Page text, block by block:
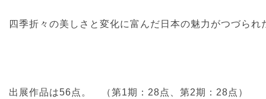
四季折々の美しさと変化に富んだ日本の魅力がつづられ
出展作品は56点。 （第1期：28点、第2期：28点）